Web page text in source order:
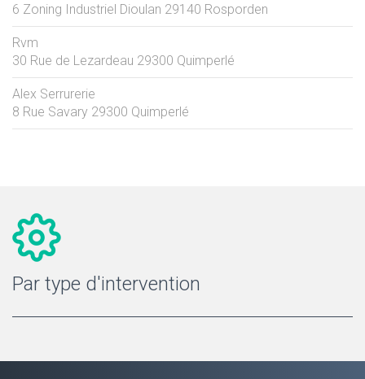
6 Zoning Industriel Dioulan 29140 Rosporden
Rvm
30 Rue de Lezardeau 29300 Quimperlé
Alex Serrurerie
8 Rue Savary 29300 Quimperlé
Par type d'intervention